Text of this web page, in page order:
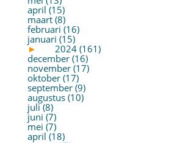
april (15)
maart (8)
februari (16)
januari (15)
►
2024 (161)
december (16)
november (17)
oktober (17)
september (9)
augustus (10)
juli (8)
juni (7)
mei (7)
april (18)